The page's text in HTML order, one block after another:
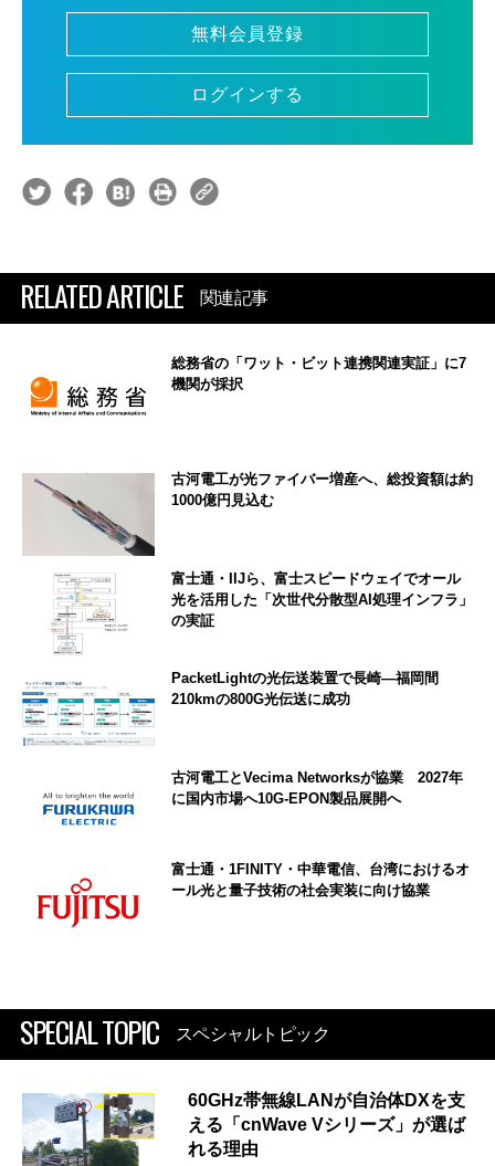
無料会員登録
ログインする
RELATED ARTICLE 関連記事
総務省の「ワット・ビット連携関連実証」に7
機関が採択
古河電工が光ファイバー増産へ、総投資額は約
1000億円見込む
富士通・IIJら、富士スピードウェイでオール
光を活用した「次世代分散型AI処理インフラ」
の実証
PacketLightの光伝送装置で長崎―福岡間
210kmの800G光伝送に成功
古河電工とVecima Networksが協業 2027年
に国内市場へ10G-EPON製品展開へ
富士通・1FINITY・中華電信、台湾におけるオ
ール光と量子技術の社会実装に向け協業
SPECIAL TOPIC スペシャルトピック
60GHz帯無線LANが自治体DXを支
える「cnWave Vシリーズ」が選ば
れる理由